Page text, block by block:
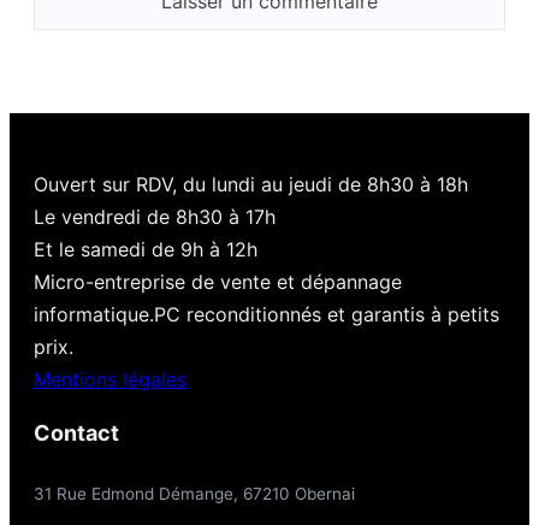
Ouvert sur RDV, du lundi au jeudi de 8h30 à 18h
Le vendredi de 8h30 à 17h
Et le samedi de 9h à 12h
Micro-entreprise de vente et dépannage
informatique.PC reconditionnés et garantis à petits
prix.
Mentions légales
Contact
31 Rue Edmond Démange, 67210 Obernai